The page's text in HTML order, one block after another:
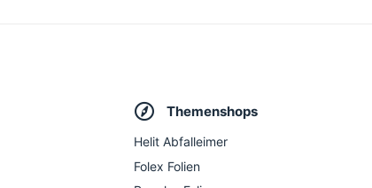
Themenshops
Helit Abfalleimer
Folex Folien